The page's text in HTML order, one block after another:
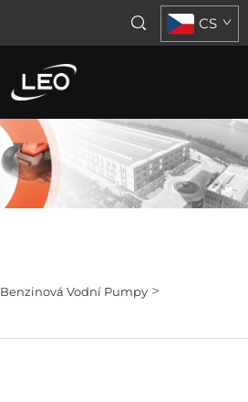
CS
Benzinová Vodní Pumpy>